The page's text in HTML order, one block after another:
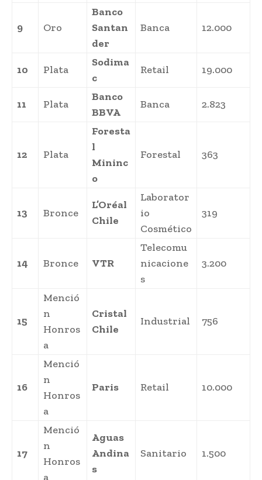
9 Oro
Banco
Santan
der
Banca 12.000
10 Plata
Sodima
c
Retail 19.000
11 Plata
Banco
BBVA
Banca 2.823
12 Plata
Foresta
l
Mininc
o
Forestal 363
13 Bronce
L’Oréal
Chile
Laborator
io
Cosmético
319
14 Bronce VTR
Telecomu
nicacione
s
3.200
15
Menció
n
Honros
a
Cristal
Chile
Industrial 756
16
Menció
n
Honros
a
Paris Retail 10.000
17
Menció
n
Honros
a
Aguas
Andina
s
Sanitario 1.500